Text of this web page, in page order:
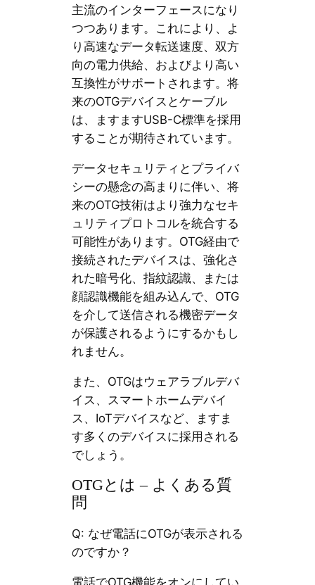
主流のインターフェースになり
つつあります。これにより、よ
り高速なデータ転送速度、双方
向の電力供給、およびより高い
互換性がサポートされます。将
来のOTGデバイスとケーブル
は、ますますUSB-C標準を採用
することが期待されています。
データセキュリティとプライバ
シーの懸念の高まりに伴い、将
来のOTG技術はより強力なセキ
ュリティプロトコルを統合する
可能性があります。OTG経由で
接続されたデバイスは、強化さ
れた暗号化、指紋認識、または
顔認識機能を組み込んで、OTG
を介して送信される機密データ
が保護されるようにするかもし
れません。
また、OTGはウェアラブルデバ
イス、スマートホームデバイ
ス、IoTデバイスなど、ますま
す多くのデバイスに採用される
でしょう。
OTGとは – よくある質
問
Q: なぜ電話にOTGが表示される
のですか？
電話でOTG機能をオンにしてい